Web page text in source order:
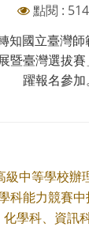
點閱 :
知國立臺灣
暨臺灣選拔
躍報名參加。
級中等學校辦
科能力競賽
學科、資訊